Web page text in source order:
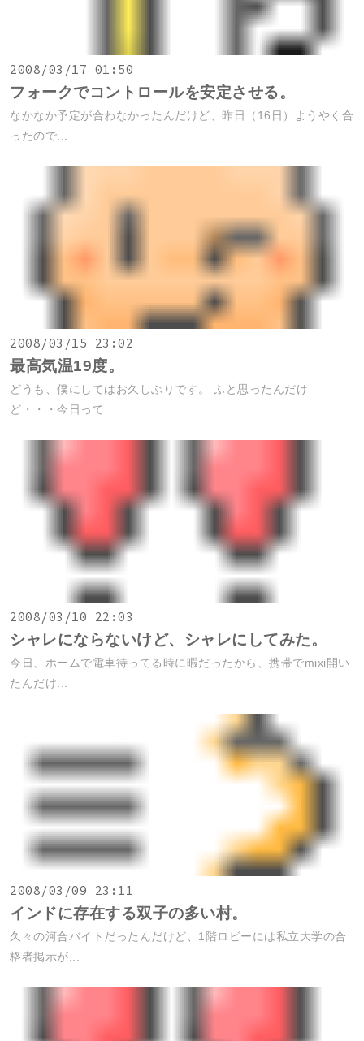
2008/03/17 01:50
フォークでコントロールを安定させる。
なかなか予定が合わなかったんだけど、昨日（16日）ようやく合
ったので...
2008/03/15 23:02
最高気温19度。
どうも、僕にしてはお久しぶりです。 ふと思ったんだけ
ど・・・今日って...
2008/03/10 22:03
シャレにならないけど、シャレにしてみた。
今日、ホームで電車待ってる時に暇だったから、携帯でmixi開い
たんだけ...
2008/03/09 23:11
インドに存在する双子の多い村。
久々の河合バイトだったんだけど、1階ロビーには私立大学の合
格者掲示が...